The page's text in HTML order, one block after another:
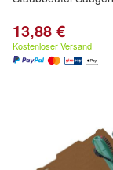
13,88 €
Kostenloser Versand